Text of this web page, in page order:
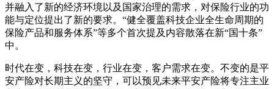
并融入了新的经济环境以及国家治理的需求，对保险行业的功
能与定位提出了新的要求。“健全覆盖科技企业全生命周期的
保险产品和服务体系”等多个首次提及内容散落在新“国十条”
中。
时代在变，科技在变，行业在变，客户需求在变。不变的是平
安产险对长期主义的坚守，可以预见未来平安产险将专注主业